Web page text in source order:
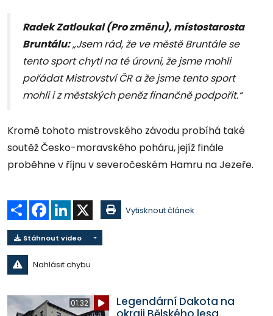
Radek Zatloukal (Pro změnu), místostarosta
Bruntálu:„Jsem rád, že ve městě Bruntále se
tento sport chytl na té úrovni, že jsme mohli
pořádat Mistrovství ČR a že jsme tento sport
mohli i z městských peněz finančně podpořit.“
Kromě tohoto mistrovského závodu probíhá také
soutěž Česko-moravského poháru, jejíž finále
proběhne v říjnu v severočeském Hamru na Jezeře.
Sdílet Facebook
LinkedIn Vytisknout článek
Stáhnout video
Nahlásit chybu
01:32
Legendární Dakota na